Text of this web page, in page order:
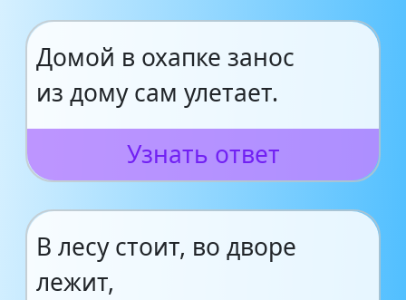
Домой в охапке занос
из дому сам улетает.
Узнать ответ
В лесу стоит, во дворе
лежит,